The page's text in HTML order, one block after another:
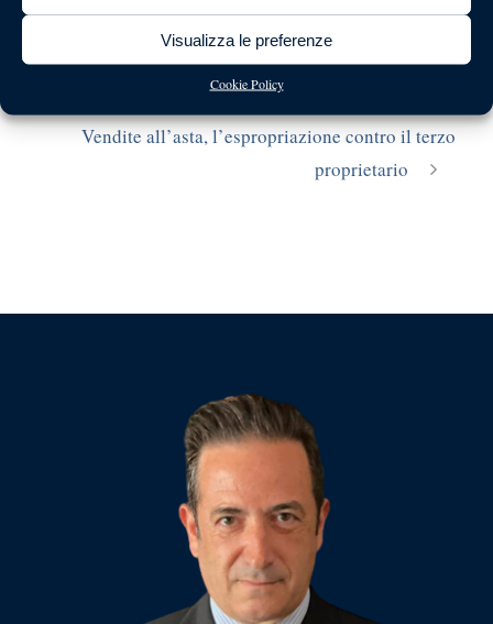
Visualizza le preferenze
Cookie Policy
Vendita sospesa se il prezzo offerto é inferiore
Vendite all’asta, l’espropriazione contro il terzo
proprietario